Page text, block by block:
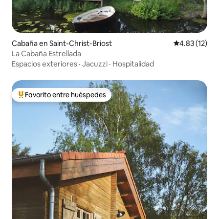
Cabaña en Saint-Christ-Briost Calificación
4.83 (12)
La Cabaña Estrellada
Espacios exteriores · Jacuzzi · Hospitalidad
De los mejores en Favorito entre huéspedes
Favorito entre huéspedes